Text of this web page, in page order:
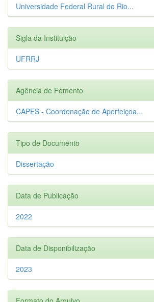
Universidade Federal Rural do Rio...
Sigla da Instituição
UFRRJ
Agência de Fomento
CAPES - Coordenação de Aperfeiçoa...
Tipo de Documento
Dissertação
Data de Publicação
2022
Data de Disponibilização
2023